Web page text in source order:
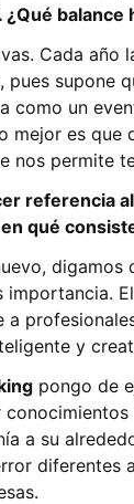
Cada año
pues supone
como un
mejor es que
nos permite
referencia
qué
y
pongo de
a su